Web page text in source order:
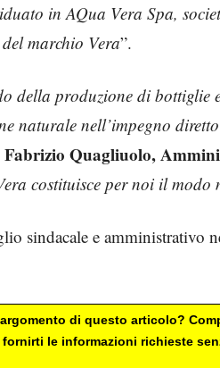
in AQua Vera Spa,
marchio Vera”.
della produzione di bottiglie
naturale nell’impegno
Fabrizio Quagliuolo,
costituisce per noi il modo
sindacale e amministrativo
di questo articolo?
le informazioni richieste